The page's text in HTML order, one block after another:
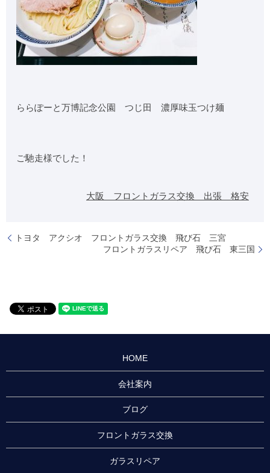
ららぽーと万博記念公園 つじ田 濃厚味玉つけ麺
ご馳走様でした！
大阪 フロントガラス交換 出張 格安
トヨタ アクシオ フロントガラス交換 飛び石 三宮
フロントガラスリペア 飛び石 東三国
HOME
会社案内
ブログ
フロントガラス交換
ガラスリペア